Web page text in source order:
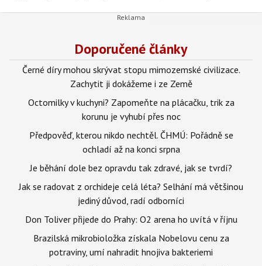
Doporučené články
Černé díry mohou skrývat stopu mimozemské civilizace.
Zachytit ji dokážeme i ze Země
Octomilky v kuchyni? Zapomeňte na plácačku, trik za
korunu je vyhubí přes noc
Předpověď, kterou nikdo nechtěl. ČHMÚ: Pořádně se
ochladí až na konci srpna
Je běhání dole bez opravdu tak zdravé, jak se tvrdí?
Jak se radovat z orchideje celá léta? Selhání má většinou
jediný důvod, radí odborníci
Don Toliver přijede do Prahy: O2 arena ho uvítá v říjnu
Brazilská mikrobioložka získala Nobelovu cenu za
potraviny, umí nahradit hnojiva bakteriemi